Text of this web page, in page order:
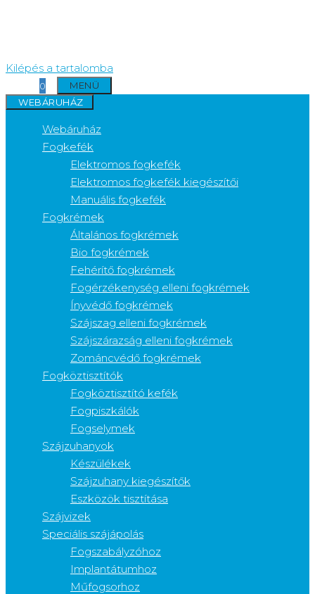
Kilépés a tartalomba
0
MENÜ
WEBÁRUHÁZ
Webáruház
Fogkefék
Elektromos fogkefék
Elektromos fogkefék kiegészítői
Manuális fogkefék
Fogkrémek
Általános fogkrémek
Bio fogkrémek
Fehérítő fogkrémek
Fogérzékenység elleni fogkrémek
Ínyvédő fogkrémek
Szájszag elleni fogkrémek
Szájszárazság elleni fogkrémek
Zománcvédő fogkrémek
Fogköztisztítók
Fogköztisztító kefék
Fogpiszkálók
Fogselymek
Szájzuhanyok
Készülékek
Szájzuhany kiegészítők
Eszközök tisztítása
Szájvizek
Speciális szájápolás
Fogszabályzóhoz
Implantátumhoz
Műfogsorhoz